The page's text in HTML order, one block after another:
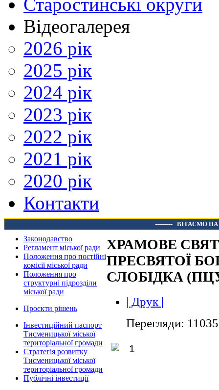
Відеогалерея
2026 рік
2025 рік
2024 рік
2023 рік
2022 рік
2021 рік
2020 рік
Контакти
--------- ВІТАЄМО
Законодавство
Регламент міської ради
Положення про постійні
комісії міської ради
Положення про
структурні підрозділи
міської ради
Проєкти рішень
Інвестиційний паспорт
Тисменицької міської
територіальної громади
Стратегія розвитку
Тисменицької міської
територіальної громади
Публічні інвестиції
ХРАМОВЕ
ПРЕСВЯТОЇ
СЛОБІДКА
| Друк |
Перегляди: 11035